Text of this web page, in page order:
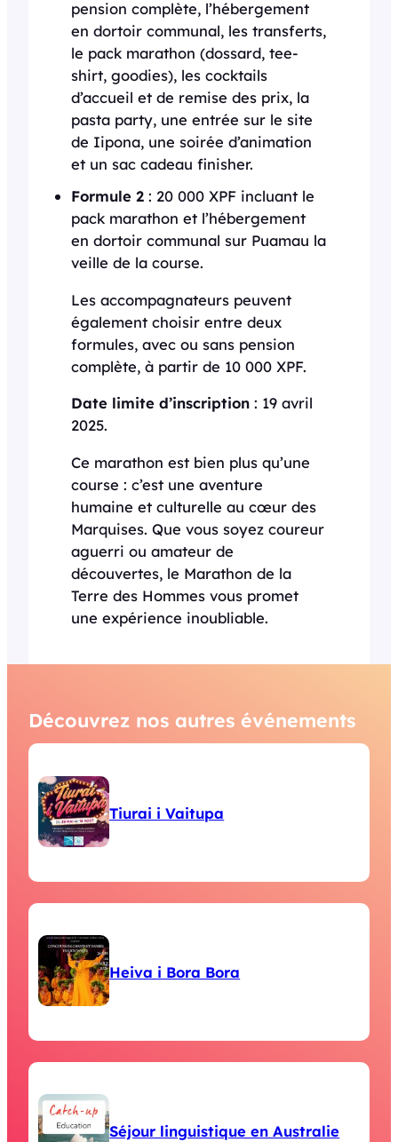
pension complète, l’hébergement
en dortoir communal, les transferts,
le pack marathon (dossard, tee-
shirt, goodies), les cocktails
d’accueil et de remise des prix, la
pasta party, une entrée sur le site
de Iipona, une soirée d’animation
et un sac cadeau finisher.
Formule 2 : 20 000 XPF incluant le
pack marathon et l’hébergement
en dortoir communal sur Puamau la
veille de la course.
Les accompagnateurs peuvent
également choisir entre deux
formules, avec ou sans pension
complète, à partir de 10 000 XPF.
Date limite d’inscription : 19 avril
2025.
Ce marathon est bien plus qu’une
course : c’est une aventure
humaine et culturelle au cœur des
Marquises. Que vous soyez coureur
aguerri ou amateur de
découvertes, le Marathon de la
Terre des Hommes vous promet
une expérience inoubliable.
Découvrez nos autres événements
Tiurai i Vaitupa
Heiva i Bora Bora
Séjour linguistique en Australie